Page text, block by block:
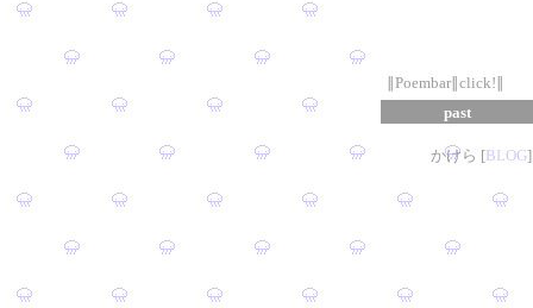
∥Poembar∥click!∥
past
かけら [BLOG